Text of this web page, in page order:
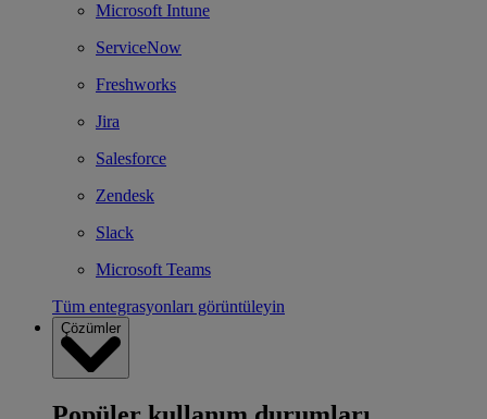
Microsoft Intune
ServiceNow
Freshworks
Jira
Salesforce
Zendesk
Slack
Microsoft Teams
Tüm entegrasyonları görüntüleyin
Çözümler